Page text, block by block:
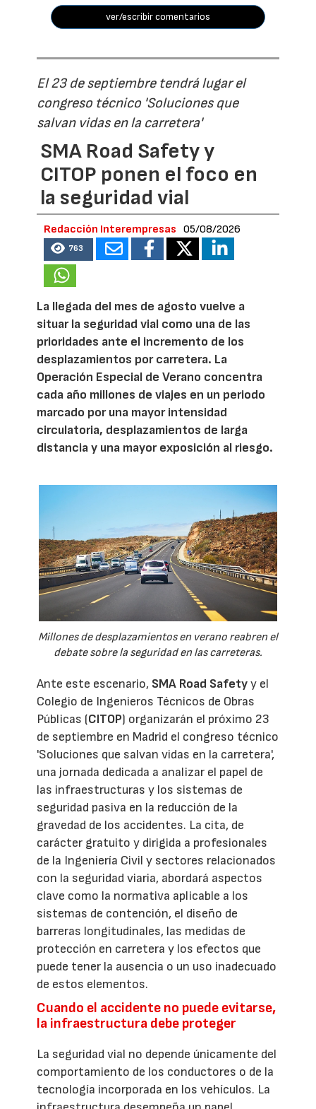
ver/escribir comentarios
El 23 de septiembre tendrá lugar el
congreso técnico 'Soluciones que
salvan vidas en la carretera'
SMA Road Safety y
CITOP ponen el foco en
la seguridad vial
Redacción Interempresas 05/08/2026
763
La llegada del mes de agosto vuelve a
situar la seguridad vial como una de las
prioridades ante el incremento de los
desplazamientos por carretera. La
Operación Especial de Verano concentra
cada año millones de viajes en un periodo
marcado por una mayor intensidad
circulatoria, desplazamientos de larga
distancia y una mayor exposición al riesgo.
Millones de desplazamientos en verano reabren el
debate sobre la seguridad en las carreteras.
Ante este escenario, SMA Road Safetyy el
Colegio de Ingenieros Técnicos de Obras
Públicas (CITOP) organizarán el próximo 23
de septiembre en Madrid el congreso técnico
'Soluciones que salvan vidas en la carretera',
una jornada dedicada a analizar el papel de
las infraestructuras y los sistemas de
seguridad pasiva en la reducción de la
gravedad de los accidentes. La cita, de
carácter gratuito y dirigida a profesionales
de la Ingeniería Civil y sectores relacionados
con la seguridad viaria, abordará aspectos
clave como la normativa aplicable a los
sistemas de contención, el diseño de
barreras longitudinales, las medidas de
protección en carretera y los efectos que
puede tener la ausencia o un uso inadecuado
de estos elementos.
Cuando el accidente no puede evitarse,
la infraestructura debe proteger
La seguridad vial no depende únicamente del
comportamiento de los conductores o de la
tecnología incorporada en los vehículos. La